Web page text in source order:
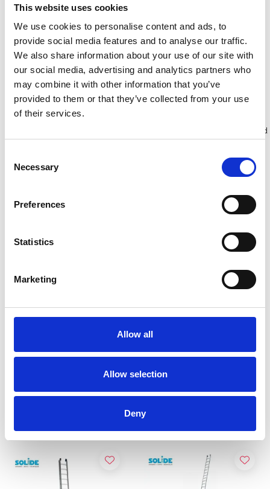
This website uses cookies
We use cookies to personalise content and ads, to
provide social media features and to analyse our traffic.
We also share information about your use of our site with
our social media, advertising and analytics partners who
may combine it with other information that you’ve
provided to them or that they’ve collected from your use
of their services.
Selection
Necessary
Preferences
Statistics
Marketing
Allow all
Allow selection
Deny
ladder 2x10 sporten
€365,00 €463,27
Excl.
Btw
Bekijk product
€418,00 €528,73
Excl.
Btw
Bekijk product
klanten
Gratis verzending in Nederland
en België
Solide omvormbare
Solide 2-delige ladder
2x16 sporten recht met
Btw